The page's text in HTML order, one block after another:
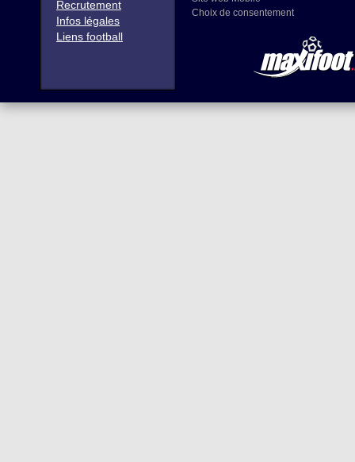
Recrutement
Infos légales
Liens football
Choix de consentement